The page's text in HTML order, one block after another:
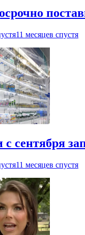
11 месяцев спустя
с сентября
11 месяцев спустя